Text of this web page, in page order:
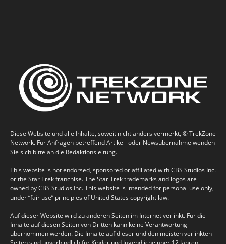
Diese Website und alle Inhalte, soweit nicht anders vermerkt, © TrekZone
Network. Für Anfragen betreffend Artikel- oder Newsübernahme wenden
Sie sich bitte an die Redaktionsleitung.
This website is not endorsed, sponsored or affiliated with CBS Studios Inc.
or the Star Trek franchise. The Star Trek trademarks and logos are
owned by CBS Studios Inc. This website is intended for personal use only,
under “fair use” principles of United States copyright law.
Auf dieser Website wird zu anderen Seiten im Internet verlinkt. Für die
Inhalte auf diesen Seiten von Dritten kann keine Verantwortung
übernommen werden. Die Inhalte auf dieser und den meisten verlinkten